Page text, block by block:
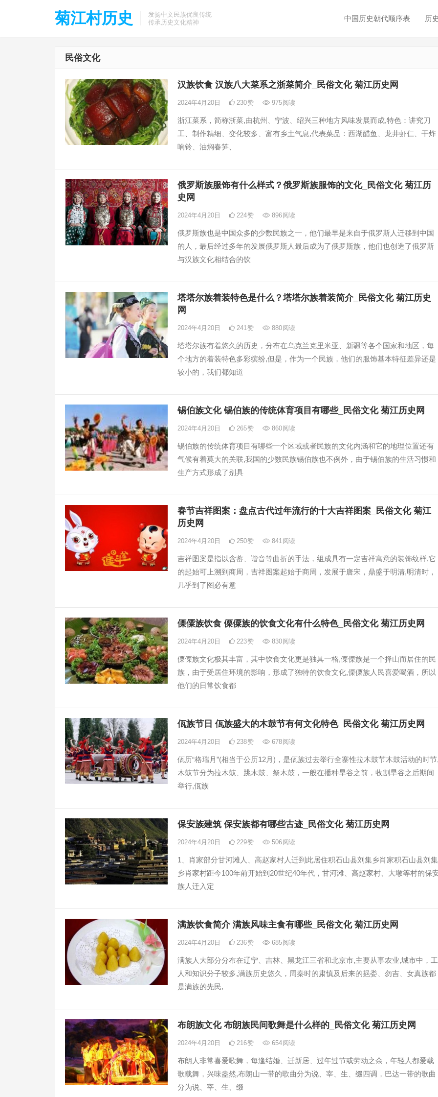
菊江村历史
发扬中文民族优良传统
传承历史文化精神
中国历史朝代顺序表 历
民俗文化
汉族饮食 汉族八大菜系之浙菜简介_民俗文化 菊江历史网
2024年4月20日 230赞 975阅读
浙江菜系，简称浙菜,由杭州、宁波、绍兴三种地方风味发展而成,特色：讲究刀
工、制作精细、变化较多、富有乡土气息,代表菜品：西湖醋鱼、龙井虾仁、干炸
响铃、油焖春笋、
俄罗斯族服饰有什么样式？俄罗斯族服饰的文化_民俗文化 菊江历
史网
2024年4月20日 224赞 896阅读
俄罗斯族也是中国众多的少数民族之一，他们最早是来自于俄罗斯人迁移到中国
的人，最后经过多年的发展俄罗斯人最后成为了俄罗斯族，他们也创造了俄罗斯
与汉族文化相结合的饮
塔塔尔族着装特色是什么？塔塔尔族着装简介_民俗文化 菊江历史
网
2024年4月20日 241赞 880阅读
塔塔尔族有着悠久的历史，分布在乌克兰克里米亚、新疆等各个国家和地区，每
个地方的着装特色多彩缤纷,但是，作为一个民族，他们的服饰基本特征差异还是
较小的，我们都知道
锡伯族文化 锡伯族的传统体育项目有哪些_民俗文化 菊江历史网
2024年4月20日 265赞 860阅读
锡伯族的传统体育项目有哪些一个区域或者民族的文化内涵和它的地理位置还有
气候有着莫大的关联,我国的少数民族锡伯族也不例外，由于锡伯族的生活习惯和
生产方式形成了别具
春节吉祥图案：盘点古代过年流行的十大吉祥图案_民俗文化 菊江
历史网
2024年4月20日 250赞 841阅读
吉祥图案是指以含蓄、谐音等曲折的手法，组成具有一定吉祥寓意的装饰纹样,它
的起始可上溯到商周，吉祥图案起始于商周，发展于唐宋，鼎盛于明清,明清时，
几乎到了图必有意
傈僳族饮食 傈僳族的饮食文化有什么特色_民俗文化 菊江历史网
2024年4月20日 223赞 830阅读
傈傈族文化极其丰富，其中饮食文化更是独具一格,傈傈族是一个择山而居住的民
族，由于受居住环境的影响，形成了独特的饮食文化,傈傈族人民喜爱喝酒，所以
他们的日常饮食都
佤族节日 佤族盛大的木鼓节有何文化特色_民俗文化 菊江历史网
2024年4月20日 238赞 678阅读
佤历“格瑞月”(相当于公历12月)，是佤族过去举行全寨性拉木鼓节木鼓活动的时
木鼓节分为拉木鼓、跳木鼓、祭木鼓，一般在播种旱谷之前，收割旱谷之后期间
举行,佤族
保安族建筑 保安族都有哪些古迹_民俗文化 菊江历史网
2024年4月20日 229赞 506阅读
1、肖家部分甘河滩人、高赵家村人迁到此居住积石山县刘集乡肖家积石山县刘集
乡肖家村距今100年前开始到20世纪40年代，甘河滩、高赵家村、大墩等村的保
族人迁入定
满族饮食简介 满族风味主食有哪些_民俗文化 菊江历史网
2024年4月20日 236赞 685阅读
满族人大部分分布在辽宁、吉林、黑龙江三省和北京市,主要从事农业,城市中，工
人和知识分子较多,满族历史悠久，周秦时的肃慎及后来的挹娄、勿吉、女真族都
是满族的先民,
布朗族文化 布朗族民间歌舞是什么样的_民俗文化 菊江历史网
2024年4月20日 216赞 654阅读
布朗人非常喜爱歌舞，每逢结婚、迁新居、过年过节或劳动之余，年轻人都爱载
歌载舞，兴味盎然,布朗山一带的歌曲分为说、宰、生、缀四调，巴达一带的歌曲
分为说、宰、生、缀